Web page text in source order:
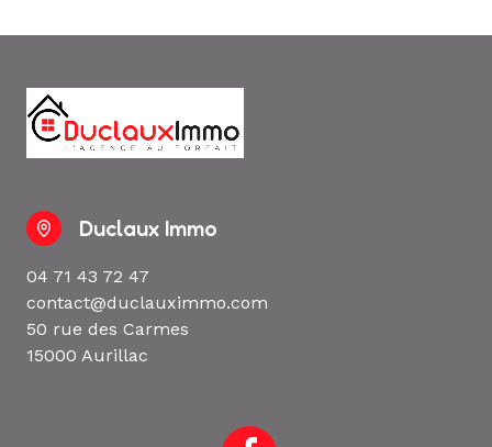
Duclaux Immo
04 71 43 72 47
contact@duclauximmo.com
50 rue des Carmes
15000 Aurillac